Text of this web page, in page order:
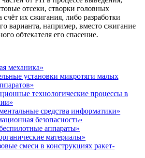
отсеки, створки головных
счёт их сжигания, либо разработки
варианта, например, вместо сжигание
обтекателя его спасение.
механика»
установки микротяги малых
технологические процессы в
средства информатики»
безопасность»
аппараты»
материалы»
смеси в конструкциях ракет-